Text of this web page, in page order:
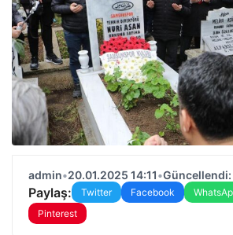
admin•20.01.2025 14:11•Güncellendi:
Paylaş: Twitter Facebook
Pinterest